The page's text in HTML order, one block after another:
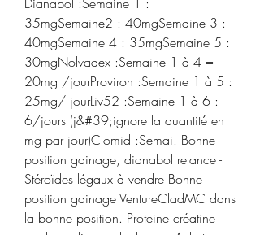
35mgSemaine2 : 40mgSemaine 3 :
40mgSemaine 4 : 35mgSemaine 5 :
30mgNolvadex :Semaine 1 à 4 =
20mg /jourProviron :Semaine 1 à 5 :
25mg/ jourLiv52 :Semaine 1 à 6 :
6/jours (j&#39;ignore la quantité en
mg par jour)Clomid :Semai. Bonne
position gainage, dianabol relance -
Stéroïdes légaux à vendre Bonne
position gainage VentureCladMC dans
la bonne position. Proteine créatine